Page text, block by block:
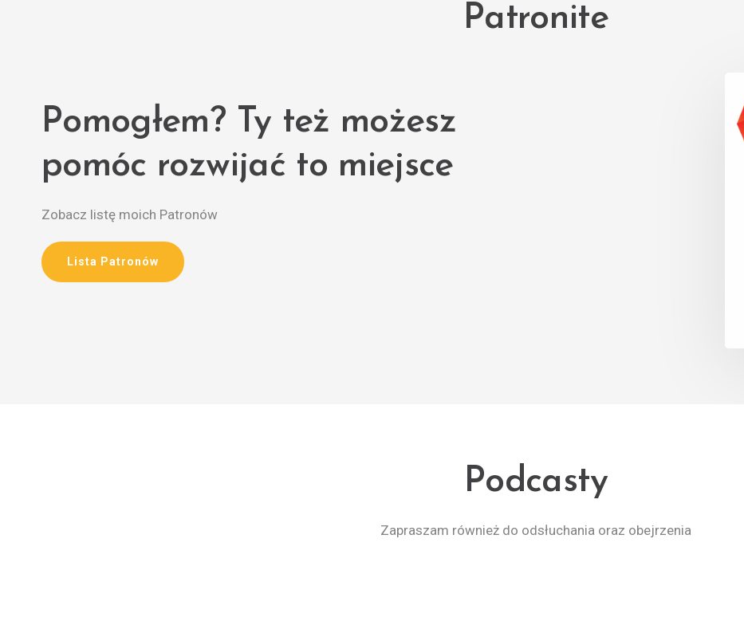
Patronite
Pomogłem? Ty też możesz
pomóc rozwijać to miejsce
Zobacz listę moich Patronów
Lista Patronów
Podcasty
Zapraszam również do odsłuchania oraz obejrzenia